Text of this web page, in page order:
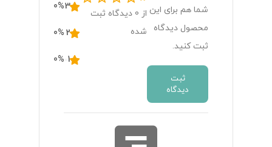
شما هم برای این
محصول دیدگاه
ثبت کنید.
ثبت
دیدگاه
از 0 دیدگاه ثبت
شده
3
0%
2
0%
1
0%